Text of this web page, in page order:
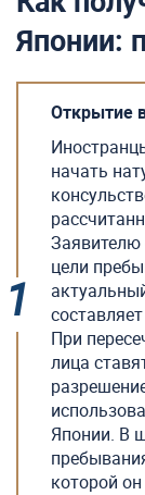
Японии:
Открытие
начать
Заявителю
цели
При
лица
Японии. В
которой